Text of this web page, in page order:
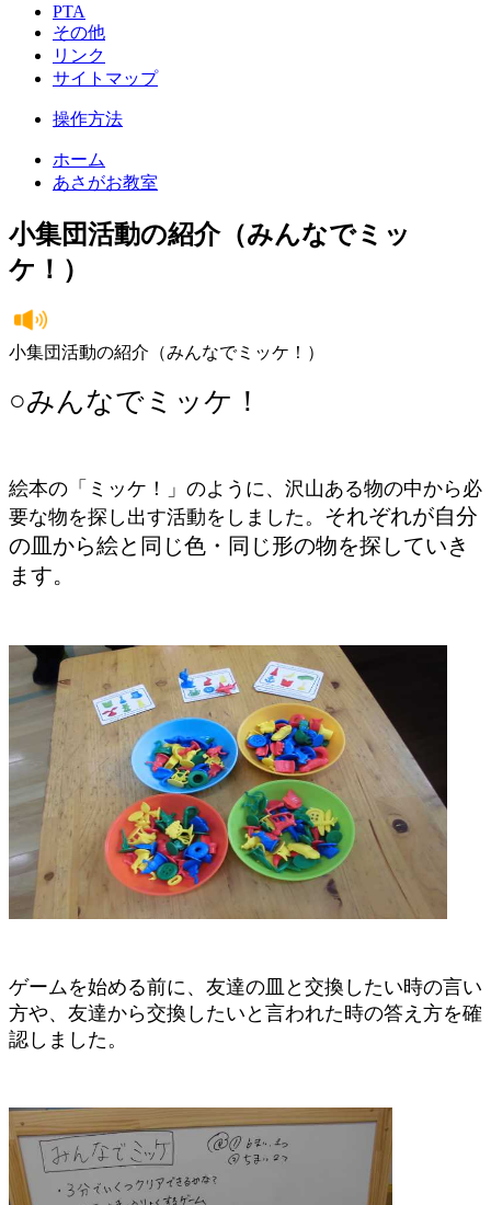
PTA
その他
リンク
サイトマップ
操作方法
ホーム
あさがお教室
小集団活動の紹介（みんなでミッ
ケ！）
小集団活動の紹介（みんなでミッケ！）
○みんなでミッケ！
絵本の「ミッケ！」のように、沢山ある物の中から必
要な物を探し出す活動をしました。 それぞれが自分
の皿から絵と同じ色・同じ形の物を探していき
ます。
ゲームを始める前に、友達の皿と交換したい時の言い
方や、友達から交換したいと言われた時の答え方を確
認しました。